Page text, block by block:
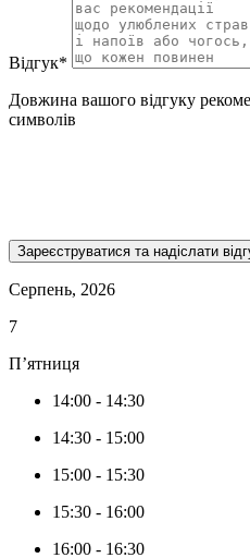
Відгук*
Довжина вашого відгуку
символів
Серпень, 2026
7
П’ятниця
14:00 - 14:30
14:30 - 15:00
15:00 - 15:30
15:30 - 16:00
16:00 - 16:30